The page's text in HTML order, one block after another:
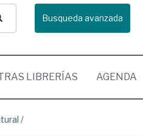
Busqueda avanzada
LIBRERÍAS AGENDA
/